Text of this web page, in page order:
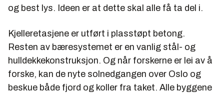
og best lys. Ideen er at dette skal alle få ta del i.
Kjelleretasjene er utført i plasstøpt betong.
Resten av bæresystemet er en vanlig stål- og
hulldekkekonstruksjon. Og når forskerne er lei av å
forske, kan de nyte solnedgangen over Oslo og
beskue både fjord og koller fra taket. Alle byggene